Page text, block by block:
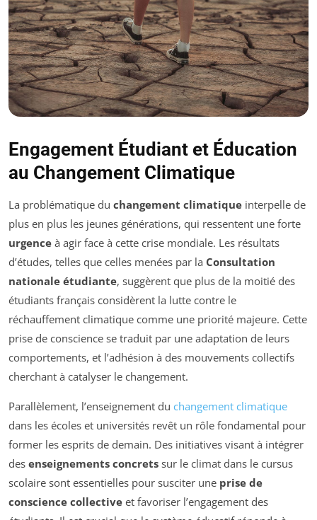
Engagement Étudiant et Éducation
au Changement Climatique
La problématique du changement climatique interpelle de
plus en plus les jeunes générations, qui ressentent une forte
urgence à agir face à cette crise mondiale. Les résultats
d’études, telles que celles menées par la Consultation
nationale étudiante, suggèrent que plus de la moitié des
étudiants français considèrent la lutte contre le
réchauffement climatique comme une priorité majeure. Cette
prise de conscience se traduit par une adaptation de leurs
comportements, et l’adhésion à des mouvements collectifs
cherchant à catalyser le changement.
Parallèlement, l’enseignement du changement climatique
dans les écoles et universités revêt un rôle fondamental pour
former les esprits de demain. Des initiatives visant à intégrer
des enseignements concrets sur le climat dans le cursus
scolaire sont essentielles pour susciter une prise de
conscience collective et favoriser l’engagement des